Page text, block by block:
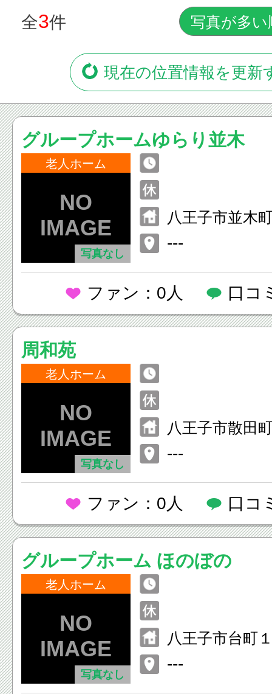
全3件
現在の位置情報を更新
グループホームゆらり並木
老人ホーム
写真なし
八王子市並木
---
ファン：0人 口コ
周和苑
老人ホーム
写真なし
八王子市散田
---
ファン：0人 口コ
グループホーム ほのぼの
老人ホーム
写真なし
八王子市台町
---